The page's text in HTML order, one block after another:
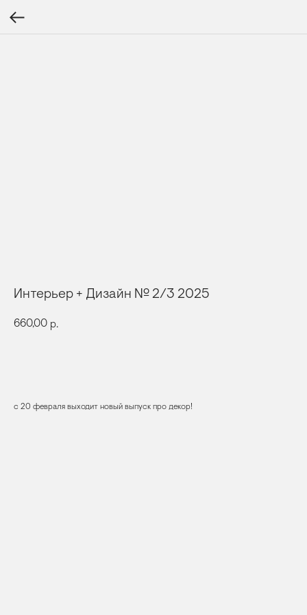
Интерьер + Дизайн № 2/3 2025
660,00 р.
с 20 февраля выходит новый выпуск про декор!